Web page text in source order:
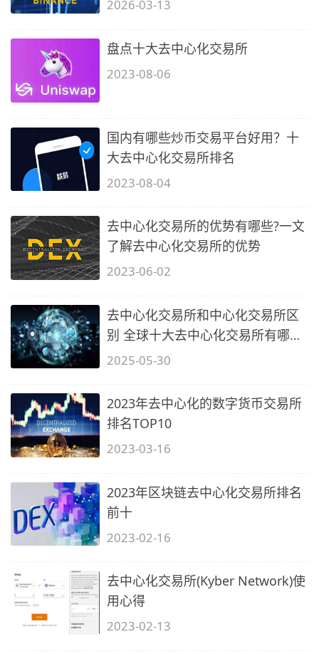
2026-03-13
盘点十大去中心化交易所
2023-08-06
国内有哪些炒币交易平台好用？十
大去中心化交易所排名
2023-08-04
去中心化交易所的优势有哪些?一文
了解去中心化交易所的优势
2023-06-02
去中心化交易所和中心化交易所区
别 全球十大去中心化交易所有哪
些?
2025-05-30
2023年去中心化的数字货币交易所
排名TOP10
2023-03-16
2023年区块链去中心化交易所排名
前十
2023-02-16
去中心化交易所(Kyber Network)使
用心得
2023-02-13